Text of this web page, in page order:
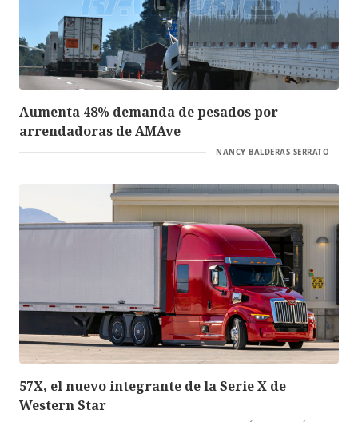
Aumenta 48% demanda de pesados por
arrendadoras de AMAve
NANCY BALDERAS SERRATO
57X, el nuevo integrante de la Serie X de
Western Star